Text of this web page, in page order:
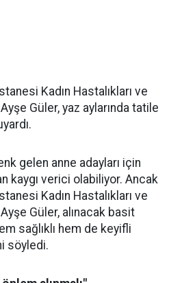
Kadın Hastalıkları ve
Güler, yaz aylarında tatile
gelen anne adayları için
kaygı verici olabiliyor. Ancak
Kadın Hastalıkları ve
Güler, alınacak basit
sağlıklı hem de keyifli
söyledi.